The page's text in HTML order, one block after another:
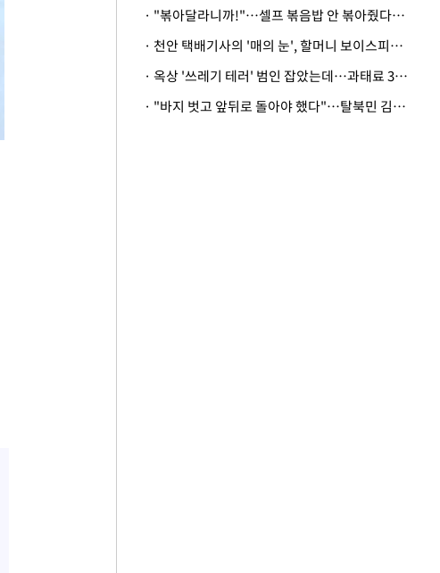
· "볶아달라니까!"…셀프 볶음밥 안 볶아줬다고 사장 폭행한 손님
· 천안 택배기사의 '매의 눈', 할머니 보이스피싱 피해 막아
· 옥상 '쓰레기 테러' 범인 잡았는데…과태료 3만원 처분에 숙박업주 허탈
· "바지 벗고 앞뒤로 돌아야 했다"…탈북민 김서아, 기쁨조 검사 수치심 회상